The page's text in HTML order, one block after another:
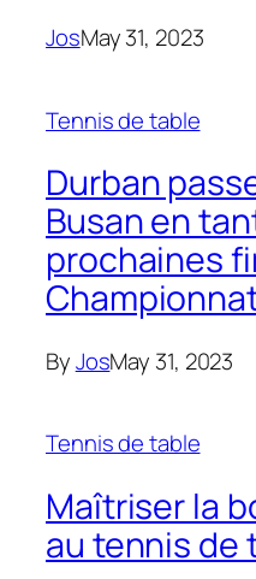
JosMay 31, 2023
Tennis de table
Durban
Busan en
prochaines
ByJosMay 31, 2023
Tennis de table
Maîtriser la
au tennis de